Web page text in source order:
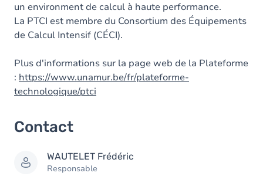
un environment de calcul à haute performance.
La PTCI est membre du Consortium des Équipements
de Calcul Intensif (CÉCI).
Plus d'informations sur la page web de la Plateforme
: https://www.unamur.be/fr/plateforme-
technologique/ptci
Contact
WAUTELET Frédéric
Responsable